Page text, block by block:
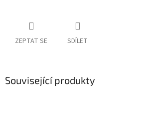
ZEPTAT SE SDÍLET
Související produkty